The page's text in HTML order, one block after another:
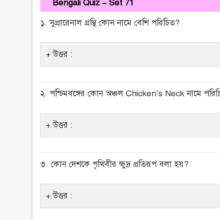
Bengali Quiz – Set 71
১. সুপ্রারেনাল গ্রন্থি কোন নামে বেশি পরিচিত?
উত্তর :
২. পশ্চিমবঙ্গের কোন অঞ্চল Chicken’s Neck নামে
উত্তর :
৩. কোন দেশকে পৃথিবীর ক্ষুদ্র প্রতিরূপ বলা হয়?
উত্তর :